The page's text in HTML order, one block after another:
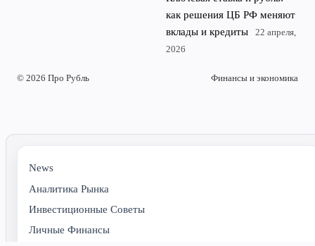
как решения ЦБ РФ меняют
вклады и кредиты
22 апреля,
2026
© 2026 Про Рубль Финансы и экономика
News
Аналитика Рынка
Инвестиционные Советы
Личные Финансы